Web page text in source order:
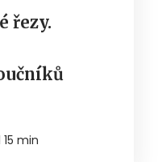
řezy.
min